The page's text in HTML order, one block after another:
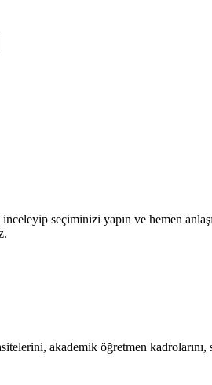
seçiminizi yapın ve hemen
akademik öğretmen